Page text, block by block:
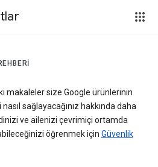
makaleler size Google ürünlerinin
nasıl sağlayacağınız hakkında daha
ve ailenizi çevrimiçi ortamda
öğrenmek için Güvenlik